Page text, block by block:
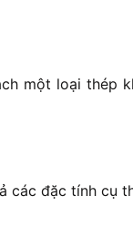
một loại thép
các đặc tính cụ